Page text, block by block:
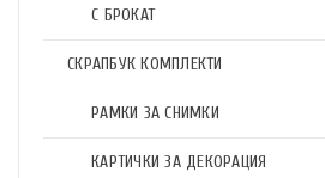
С БРОКАТ
СКРАПБУК КОМПЛЕКТИ
РАМКИ ЗА СНИМКИ
КАРТИЧКИ ЗА ДЕКОРАЦИЯ